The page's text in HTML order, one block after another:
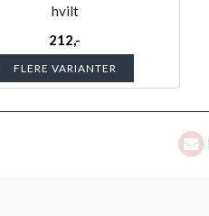
hvilt
212,-
FLERE VARIANTER